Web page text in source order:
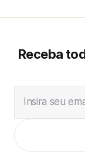
Receba
Insira seu